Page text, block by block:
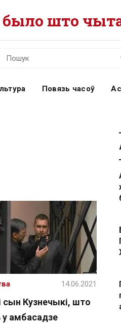
было што
Повязь часоў
сын Кузнечыкі, што
амбасадзе
14.06.2021